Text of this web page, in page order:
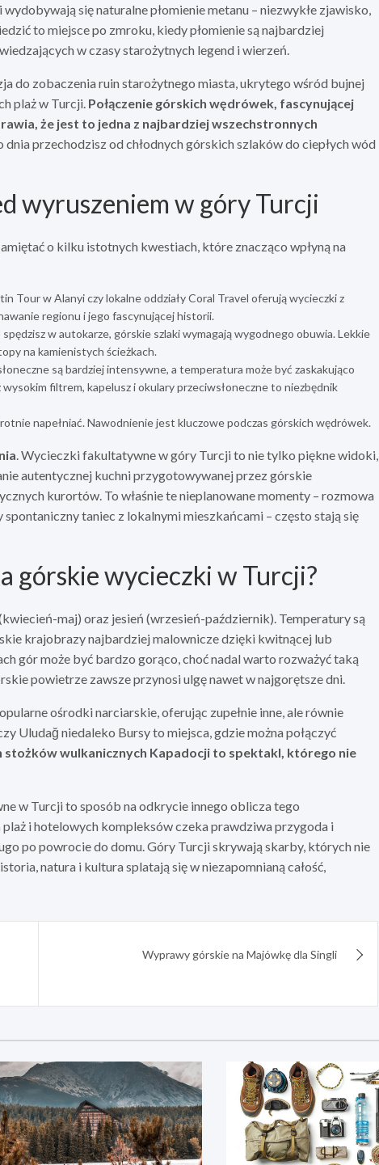
wydobywają się naturalne płomienie metanu – niezwykłe zjawisko,
to miejsce po zmroku, kiedy płomienie są najbardziej
w czasy starożytnych legend i wierzeń.
do zobaczenia ruin starożytnego miasta, ukrytego wśród bujnej
plaż w Turcji. Połączenie górskich wędrówek, fascynującej
że jest to jedna z najbardziej wszechstronnych
dnia przechodzisz od chłodnych górskich szlaków do ciepłych wód
wyruszeniem w góry Turcji
o kilku istotnych kwestiach, które znacząco wpłyną na
Tour w Alanyi czy lokalne oddziały Coral Travel oferują wycieczki z
regionu i jego fascynującej historii.
w autokarze, górskie szlaki wymagają wygodnego obuwia. Lekkie
na kamienistych ścieżkach.
są bardziej intensywne, a temperatura może być zaskakująco
filtrem, kapelusz i okulary przeciwsłoneczne to niezbędnik
napełniać. Nawodnienie jest kluczowe podczas górskich wędrówek.
. Wycieczki fakultatywne w góry Turcji to nie tylko piękne widoki,
autentycznej kuchni przygotowywanej przez górskie
kurortów. To właśnie te nieplanowane momenty – rozmowa
taniec z lokalnymi mieszkańcami – często stają się
górskie wycieczki w Turcji?
maj) oraz jesień (wrzesień-październik). Temperatury są
krajobrazy najbardziej malownicze dzięki kwitnącej lub
gór może być bardzo gorąco, choć nadal warto rozważyć taką
powietrze zawsze przynosi ulgę nawet w najgorętsze dni.
ośrodki narciarskie, oferując zupełnie inne, ale równie
Uludağ niedaleko Bursy to miejsca, gdzie można połączyć
stożków wulkanicznych Kapadocji to spektakl, którego nie
w Turcji to sposób na odkrycie innego oblicza tego
plaż i hotelowych kompleksów czeka prawdziwa przygoda i
po powrocie do domu. Góry Turcji skrywają skarby, których nie
natura i kultura splatają się w niezapomnianą całość,
Wyprawy górskie na Majówkę dla Singli